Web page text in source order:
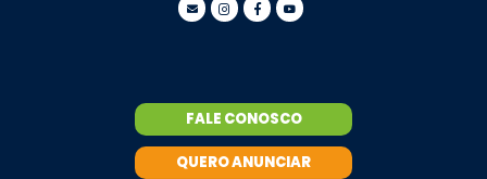
FALE CONOSCO
QUERO ANUNCIAR